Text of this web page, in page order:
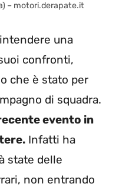
– motori.derapate.it
una
confronti,
che è stato per
di squadra.
evento in
Infatti ha
state delle
non entrando